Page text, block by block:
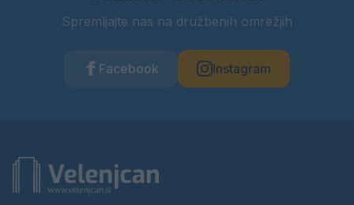
Spremljajte nas na družbenih omrežjih
Facebook Instagram